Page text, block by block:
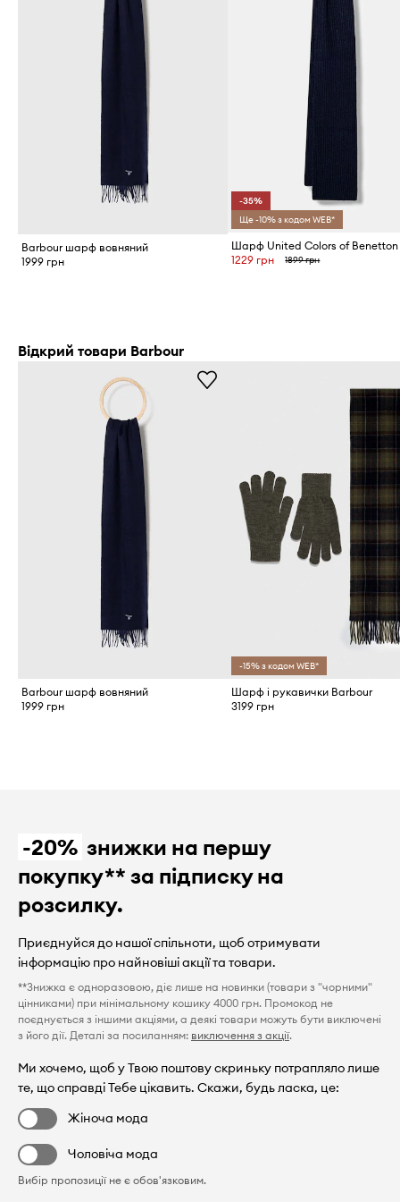
Barbour шарф вовняний
1999 грн
-35%
Ще -10% з кодом WEB*
Шарф United Colors of Benetton
1229 грн
1899 грн
Відкрий товари Barbour
Barbour шарф вовняний
1999 грн
-15% з кодом WEB*
Шарф і рукавички Barbour
3199 грн
-20% знижки на першу
покупку** за підписку на
розсилку.
Приєднуйся до нашої спільноти, щоб отримувати
інформацію про найновіші акції та товари.
**Знижка є одноразовою, діє лише на новинки (товари з "чорними"
цінниками) при мінімальному кошику 4000 грн. Промокод не
поєднується з іншими акціями, а деякі товари можуть бути виключені
з його дії. Деталі за посиланням: виключення з акції.
Ми хочемо, щоб у Твою поштову скриньку потрапляло лише
те, що справді Тебе цікавить. Скажи, будь ласка, це:
Жіноча мода
Чоловіча мода
Вибір пропозиції не є обов'язковим.